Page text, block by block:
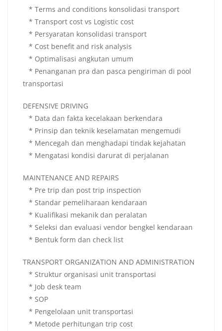
* Terms and conditions konsolidasi transport
* Transport cost vs Logistic cost
* Persyaratan konsolidasi transport
* Cost benefit and risk analysis
* Optimalisasi angkutan umum
* Penanganan pra dan pasca pengiriman di pool
transportasi
DEFENSIVE DRIVING
* Data dan fakta kecelakaan berkendara
* Prinsip dan teknik keselamatan mengemudi
* Mencegah dan menghadapi tindak kejahatan
* Mengatasi kondisi darurat di perjalanan
MAINTENANCE AND REPAIRS
* Pre trip dan post trip inspection
* Standar pemeliharaan kendaraan
* Kualifikasi mekanik dan peralatan
* Seleksi dan evaluasi vendor bengkel kendaraan
* Bentuk form dan check list
TRANSPORT ORGANIZATION AND ADMINISTRATION
* Struktur organisasi unit transportasi
* Job desk team
* SOP
* Pengelolaan unit transportasi
* Metode perhitungan trip cost